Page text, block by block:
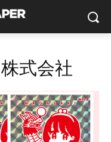
式会社